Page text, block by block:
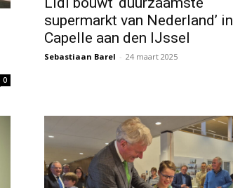
0
supermarkt van Nederland’ in
Capelle aan den IJssel
Sebastiaan Barel - 24 maart 2025